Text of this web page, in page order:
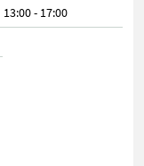
13:00 - 17:00